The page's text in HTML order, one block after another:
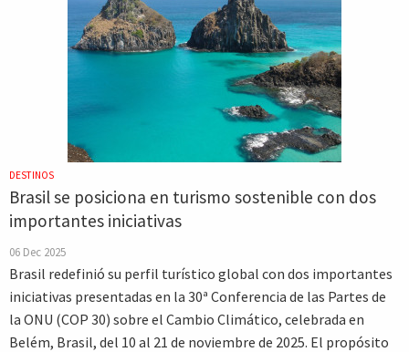
DESTINOS
Brasil se posiciona en turismo sostenible con dos
importantes iniciativas
06 Dec 2025
Brasil redefinió su perfil turístico global con dos importantes
iniciativas presentadas en la 30ª Conferencia de las Partes de
la ONU (COP 30) sobre el Cambio Climático, celebrada en
Belém, Brasil, del 10 al 21 de noviembre de 2025. El propósito